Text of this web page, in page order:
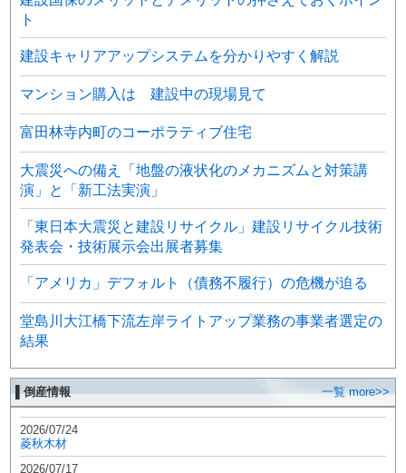
ト
建設キャリアアップシステムを分かりやすく解説
マンション購入は 建設中の現場見て
富田林寺内町のコーポラティブ住宅
大震災への備え「地盤の液状化のメカニズムと対策講
演」と「新工法実演」
「東日本大震災と建設リサイクル」建設リサイクル技術
発表会・技術展示会出展者募集
「アメリカ」デフォルト（債務不履行）の危機が迫る
堂島川大江橋下流左岸ライトアップ業務の事業者選定の
結果
▌倒産情報 一覧 more>>
2026/07/24
菱秋木材
2026/07/17